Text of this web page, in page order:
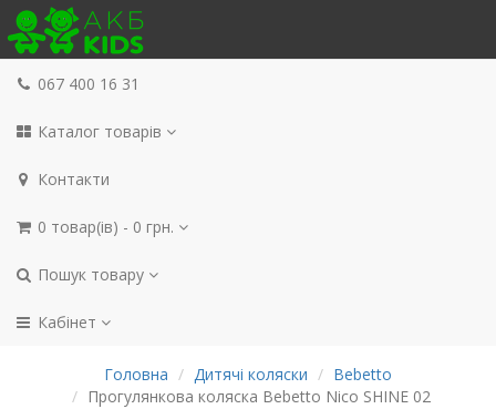
067 400 16 31
Каталог товарів
Контакти
0 товар(ів) - 0 грн.
Пошук товару
Кабінет
Головна Дитячі коляски
Bebetto
Прогулянкова коляска Bebetto Nico SHINE 02